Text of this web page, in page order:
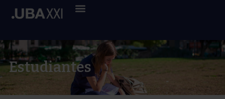
Estudiantes